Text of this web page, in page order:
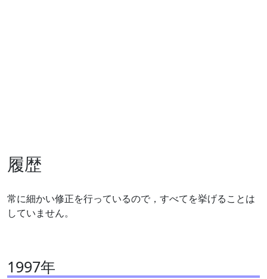
履歴
常に細かい修正を行っているので，すべてを挙げることは
していません。
1997年